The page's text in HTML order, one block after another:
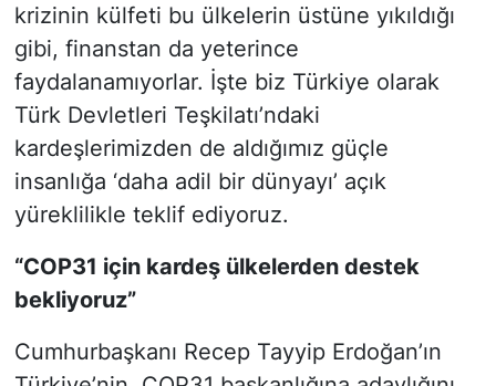
krizinin külfeti bu ülkelerin üstüne yıkıldığı
gibi, finanstan da yeterince
faydalanamıyorlar. İşte biz Türkiye olarak
Türk Devletleri Teşkilatı’ndaki
kardeşlerimizden de aldığımız güçle
insanlığa ‘daha adil bir dünyayı’ açık
yüreklilikle teklif ediyoruz.
“COP31 için kardeş ülkelerden destek
bekliyoruz”
Cumhurbaşkanı Recep Tayyip Erdoğan’ın